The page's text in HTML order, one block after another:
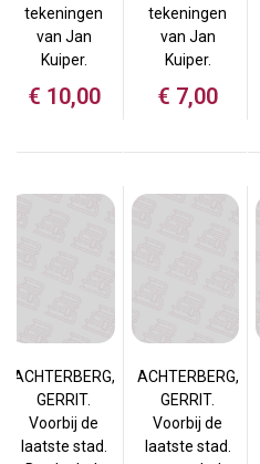
tekeningen
van Jan
Kuiper.
€ 10,00
tekeningen
van Jan
Kuiper.
€ 7,00
ACHTERBERG,
GERRIT.
Voorbij de
laatste stad.
ACHTERBERG,
GERRIT.
Voorbij de
laatste stad.